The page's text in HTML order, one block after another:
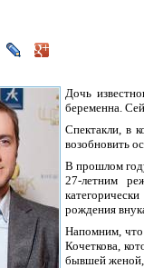
Дочь
беременна.
Спектакли, в
возобновить
В прошлом
27-летним
рождения
Напомним,
Кочеткова,
бывшей женой,